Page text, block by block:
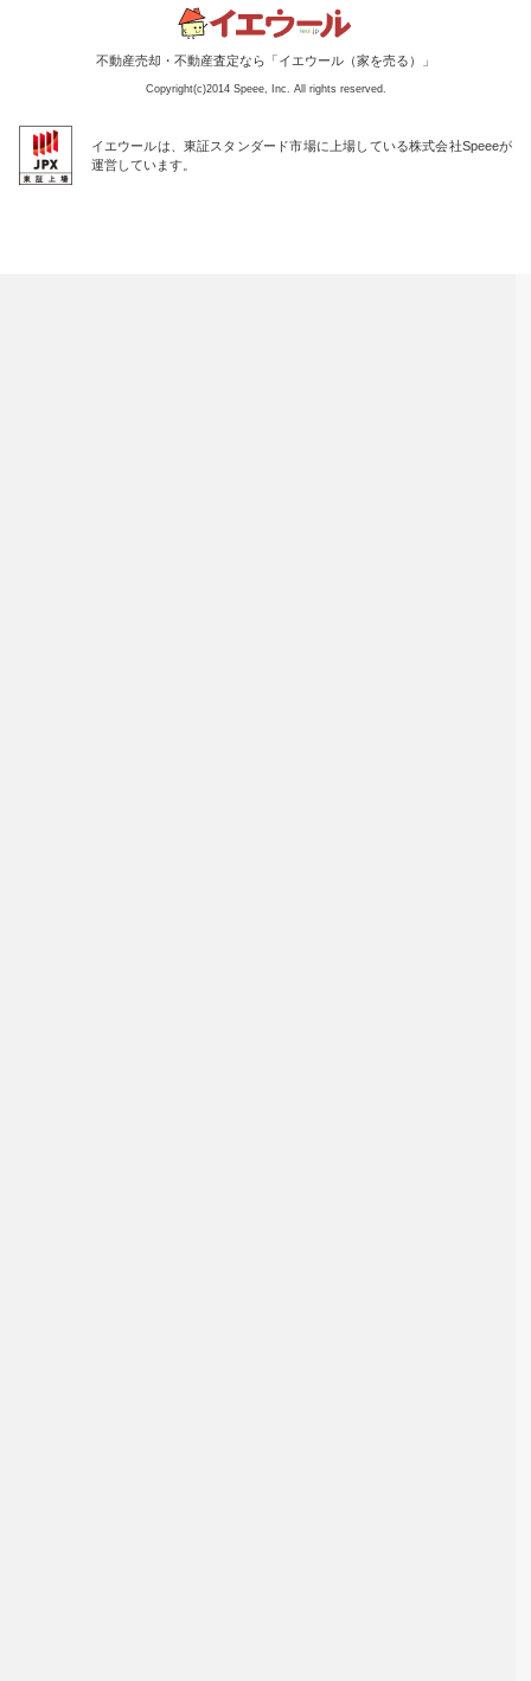
不動産売却・不動産査定なら「イエウール（家を売る）」
Copyright(c)2014 Speee, Inc. All rights reserved.
イエウールは、東証スタンダード市場に上場している株式会社Speeeが
運営しています。